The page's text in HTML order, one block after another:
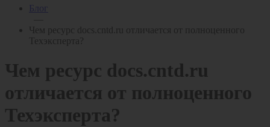
Блог
Чем ресурс docs.cntd.ru отличается от полноценного
Техэксперта?
Чем ресурс docs.cntd.ru
отличается от полноценного
Техэксперта?